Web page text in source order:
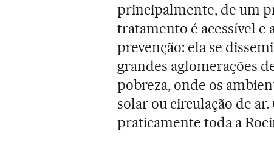
principalmente, de um
tratamento é acessível e
prevenção: ela se
grandes aglomerações
pobreza, onde os
solar ou circulação de
praticamente toda a